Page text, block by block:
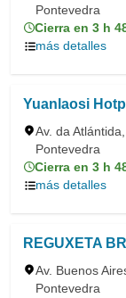
Pontevedra
Cierra en 3 h
más detalles
Yuanlaosi
Av. da
Pontevedra
Cierra en 3 h
más detalles
REGUXETA
Av. Buenos
Pontevedra